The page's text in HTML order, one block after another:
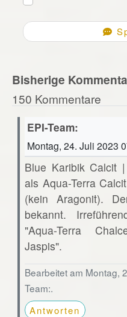
Bisherige
150 Kommentare
EPI-Team:
Montag, 24. Juli 2023
Blue Karibik Calcit
als Aqua-Terra
(kein Aragonit).
bekannt.
"Aqua-Terra
Jaspis".
Bearbeitet am Montag,
Team:.
Antworten